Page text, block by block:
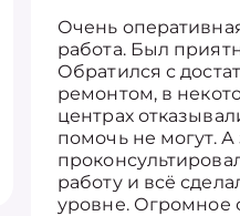
Очень
работа. Был
Обратился с
ремонтом, в
центрах
помочь не могут. А
работу и всё
уровне. Огромное